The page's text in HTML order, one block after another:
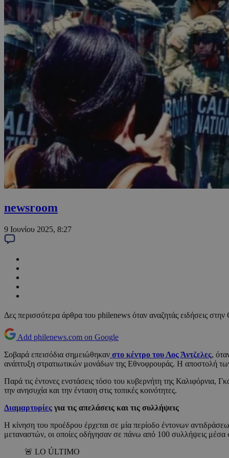
newsroom
9 Ιουνίου 2025, 8:27
Δες περισσότερα άρθρα του philenews όταν αναζητάς ειδήσεις στην
Add philenews.com on Google
Σοβαρά επεισόδια σημειώθηκαν στο κέντρο του Λος Άντζελες,
ανάπτυξη στρατιωτικών μονάδων της Εθνοφρουράς. Η αποστολή
Παρά τις έντονες ενστάσεις τόσο του κυβερνήτη της
την ανησυχία και την ένταση στις τοπικές κοινότητες.
Διαμαρτυρίες για τις απελάσεις και τις συλλήψεις
Η κίνηση του προέδρου έρχεται σε μία περίοδο έντονων
μεταναστών, οι οποίες οδήγησαν σε πάνω από 100 συλλήψεις μέσα
🚨 LO ÚLTIMO